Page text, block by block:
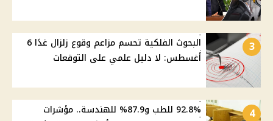
3
البحوث الفلكية تحسم مزاعم وقوع زلزال غدًا 6
أغسطس: لا دليل علمي على التوقعات
4
92.8% للطب و87.9% للهندسة.. مؤشرات